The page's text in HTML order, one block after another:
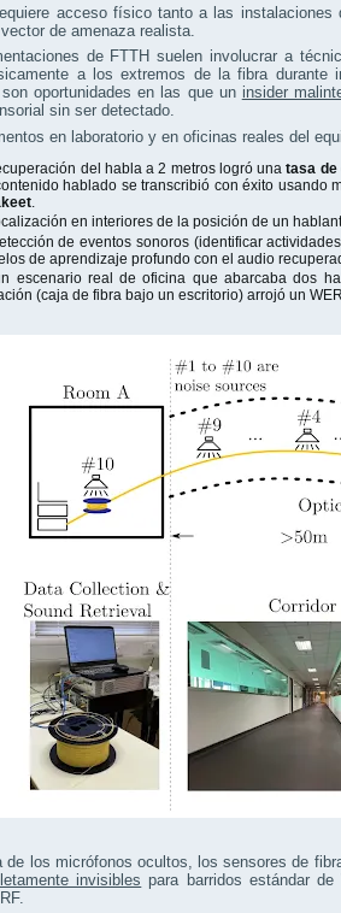
acceso físico tanto a las
de amenaza realista.
de FTTH suelen involucrar a
a los extremos de la fibra durante
oportunidades en las que un insider
sin ser detectado.
en laboratorio y en oficinas reales del
del habla a 2 metros logró unatasa de
hablado se transcribió con éxito usando
en interiores de la posición de un
de eventos sonoros (identificar
de aprendizaje profundo con el audio
escenario real de oficina que abarcaba dos
(caja de fibra bajo un escritorio) arrojó un
de los micrófonos ocultos, los sensores de
invisibles para barridos estándar de